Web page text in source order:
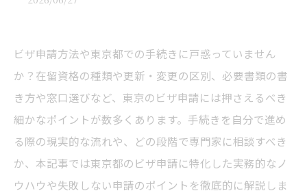
ビザ申請方法や東京都での手続きに戸惑っていません
か？在留資格の種類や更新・変更の区別、必要書類の書
き方や窓口選びなど、東京のビザ申請には押さえるべき
細かなポイントが数多くあります。手続きを自分で進め
る際の現実的な流れや、どの段階で専門家に相談すべき
か、本記事では東京都のビザ申請に特化した実務的なノ
ウハウや失敗しない申請のポイントを徹底的に解説しま